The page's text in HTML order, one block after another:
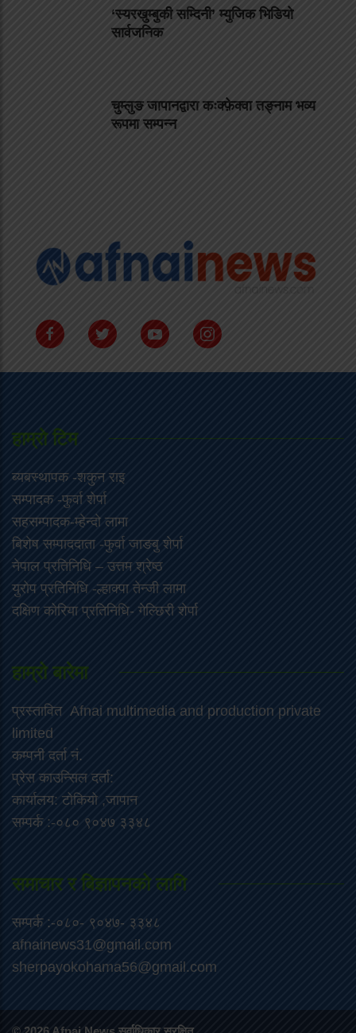
‘स्यरखुम्बुकी सम्दिनी’ म्युजिक भिडियो
सार्वजनिक
चुम्लुङ जापानद्वारा कःक्फ़ेक्वा तङ्नाम भव्य
रूपमा सम्पन्न
हाम्राे टिम
ब्यबस्थापक -शकुन राइ
सम्पादक -फुर्वा शेर्पा
सहसम्पादक-म्हेन्दो लामा
‍बिशेष सम्पाददाता -फुर्वा जा‌ङबु शेर्पा
नेपाल प्रतिनिधि – उत्तम श्रेष्ठ
युरोप प्रतिनिधि -ल्हाक्पा तेन्जी लामा
दक्षिण कोरिया प्रतिनिधि- गेल्छिरी शेर्पा
हाम्रो बारेमा
प्रस्तावित Afnai multimedia and production private
limited
कम्पनी दर्ता नं.
प्रेस काउन्सिल दर्ता:
कार्यालय: टोकियो ,जापान
सम्पर्क :-०८० ९०४७ ३३४८
समाचार र बिज्ञापनको लागि
सम्पर्क :-०८०- ९०४७- ३३४८
afnainews31@gmail.com
sherpayokohama56@gmail.com